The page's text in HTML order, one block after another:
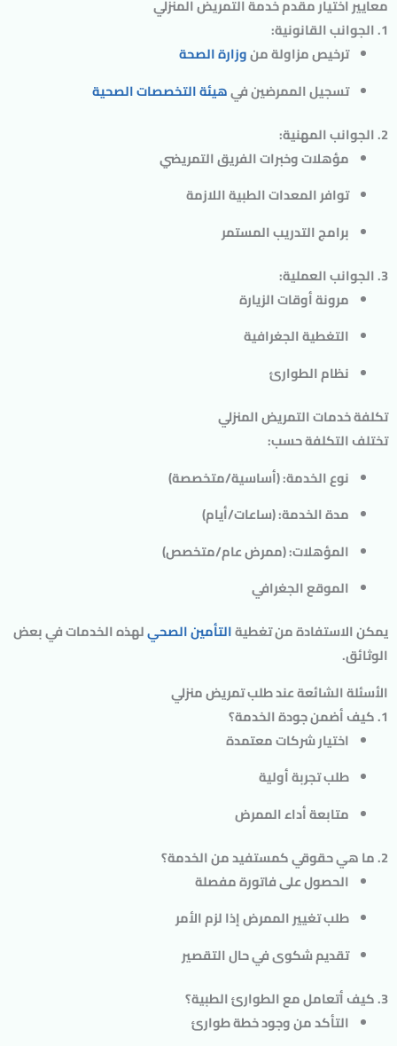
معايير اختيار مقدم خدمة التمريض المنزلي
1. الجوانب القانونية:
ترخيص مزاولة منوزارة الصحة
تسجيل الممرضين فيهيئة التخصصات الصحية
2. الجوانب المهنية:
مؤهلات وخبرات الفريق التمريضي
توافر المعدات الطبية اللازمة
برامج التدريب المستمر
3. الجوانب العملية:
مرونة أوقات الزيارة
التغطية الجغرافية
نظام الطوارئ
تكلفة خدمات التمريض المنزلي
تختلف التكلفة حسب:
نوع الخدمة: (أساسية/متخصصة)
مدة الخدمة: (ساعات/أيام)
المؤهلات: (ممرض عام/متخصص)
الموقع الجغرافي
يمكن الاستفادة من تغطيةالتأمين الصحيلهذه الخدمات في بعض
الوثائق.
الأسئلة الشائعة عند طلب تمريض منزلي
1. كيف أضمن جودة الخدمة؟
اختيار شركات معتمدة
طلب تجربة أولية
متابعة أداء الممرض
2. ما هي حقوقي كمستفيد من الخدمة؟
الحصول على فاتورة مفصلة
طلب تغيير الممرض إذا لزم الأمر
تقديم شكوى في حال التقصير
3. كيف أتعامل مع الطوارئ الطبية؟
التأكد من وجود خطة طوارئ